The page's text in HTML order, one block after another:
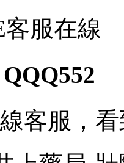
服在線
客服，